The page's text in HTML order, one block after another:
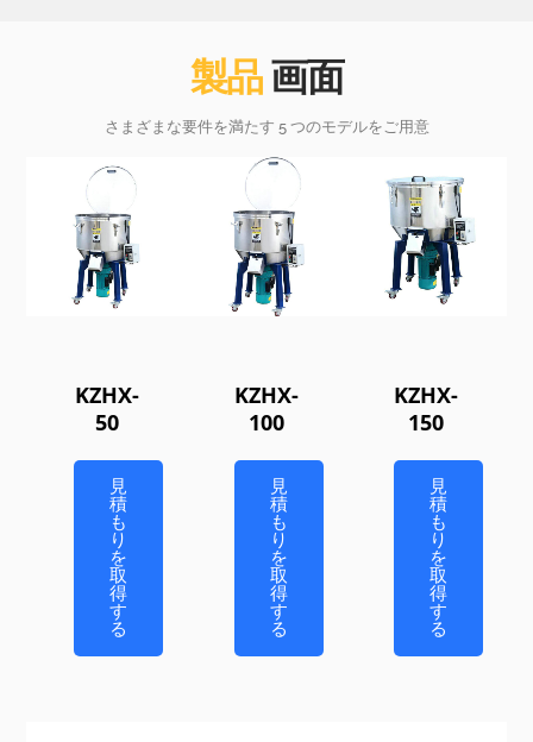
製品画面
さまざまな要件を満たす 5 つのモデルをご用意
KZHX-
50
見
積
も
り
を
取
得
す
る
KZHX-
100
見
積
も
り
を
取
得
す
る
KZHX-
150
見
積
も
り
を
取
得
す
る